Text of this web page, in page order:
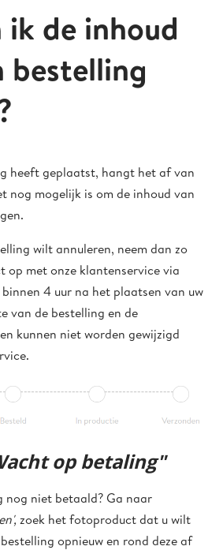
ik de inhoud
bestelling
heeft geplaatst, hangt het af van
nog mogelijk is om de inhoud van
wilt annuleren, neem dan zo
op met onze klantenservice via
4 uur na het plaatsen van uw
van de bestelling en de
kunnen niet worden gewijzigd
op betaling"
nog niet betaald? Ga naar
zoek het fotoproduct dat u wilt
opnieuw en rond deze af